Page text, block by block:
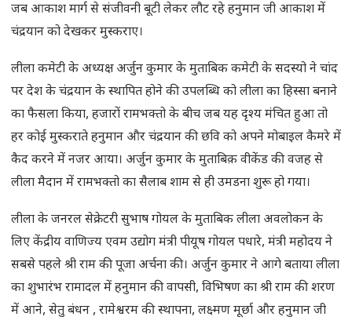
जब आकाश मार्ग से संजीवनी बूटी लेकर लौट रहे हनुमान जी आकाश में
चंद्रयान को देखकर मुस्कराए।
लीला कमेटी के अध्यक्ष अर्जुन कुमार के मुताबिक कमेटी के सदस्यो ने चांद
पर देश के चंद्रयान के स्थापित होने की उपलब्धि को लीला का हिस्सा बनाने
का फैसला किया, हजारों रामभक्तो के बीच जब यह दृश्य मंचित हुआ तो
हर कोई मुस्कराते हनुमान और चंद्रयान की छवि को अपने मोबाइल कैमरे में
कैद करने में नजर आया। अर्जुन कुमार के मुताबिक़ वीकेंड की वजह से
लीला मैदान में रामभक्तो का सैलाब शाम से ही उमडना शुरू हो गया।
लीला के जनरल सेक्रेटरी सुभाष गोयल के मुताबिक लीला अवलोकन के
लिए केंद्रीय वाणिज्य एवम उद्योग मंत्री पीयूष गोयल पधारे, मंत्री महोदय ने
सबसे पहले श्री राम की पूजा अर्चना की। अर्जुन कुमार ने आगे बताया लीला
का शुभारंभ रामादल में हनुमान की वापसी, विभिषण का श्री राम की शरण
में आने, सेतु बंधन , रामेश्वरम की स्थापना, लक्ष्मण मूर्छा और हनुमान जी